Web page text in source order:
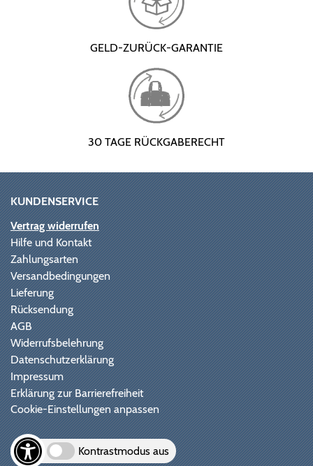
GELD-ZURÜCK-GARANTIE
30 TAGE RÜCKGABERECHT
KUNDENSERVICE
Vertrag widerrufen
Hilfe und Kontakt
Zahlungsarten
Versandbedingungen
Lieferung
Rücksendung
AGB
Widerrufsbelehrung
Datenschutzerklärung
Impressum
Erklärung zur Barrierefreiheit
Cookie-Einstellungen anpassen
Kontrastmodus aus